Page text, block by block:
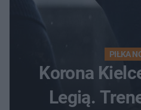
PIŁKA
Korona
Legią.